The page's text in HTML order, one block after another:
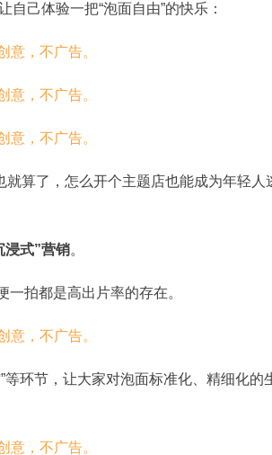
己体验一把“泡面自由”的快乐：
就算了，怎么开个主题店也能成为年轻人
浸式”营销。
一拍都是高出片率的存在。
等环节，让大家对泡面标准化、精细化的